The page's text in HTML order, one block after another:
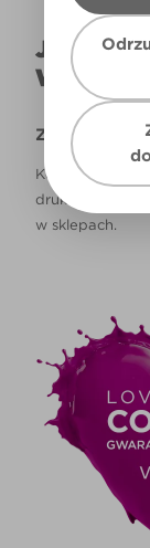
JAK
Zastrzeżenie
Kolory, które
drukowane,
w sklepach.